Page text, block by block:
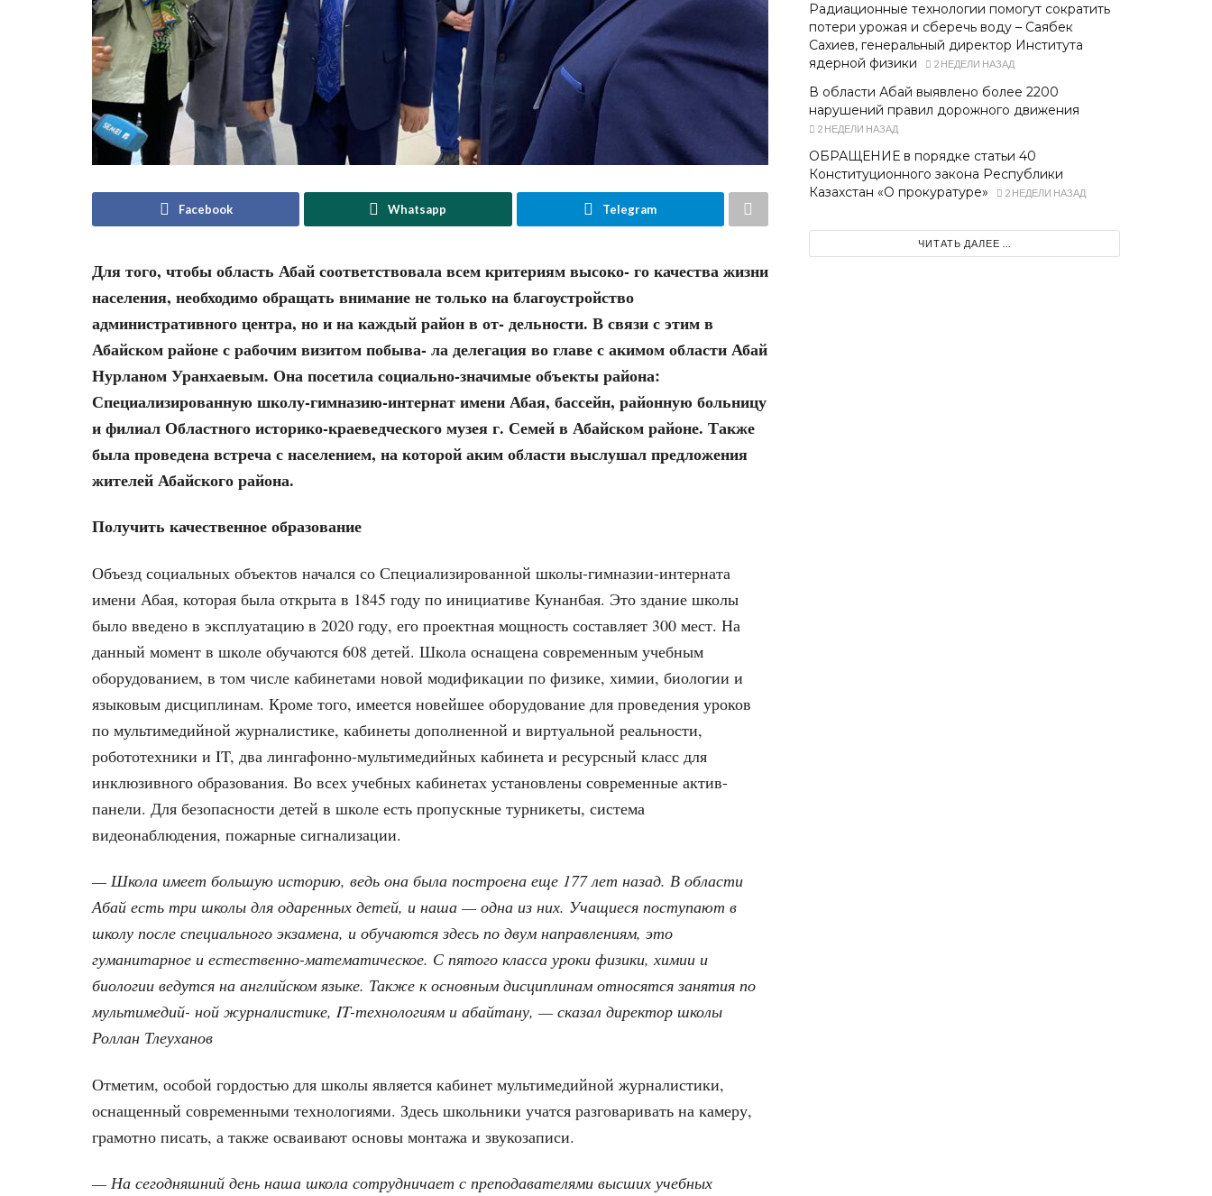
Facebook Whatsapp Telegram
Для того, чтобы область Абай соответствовала всем критериям высоко- го качества жизни
населения, необходимо обращать внимание не только на благоустройство
административного центра, но и на каждый район в от- дельности. В связи с этим в
Абайском районе с рабочим визитом побыва- ла делегация во главе с акимом области Абай
Нурланом Уранхаевым. Она посетила социально-значимые объекты района:
Специализированную школу-гимназию-интернат имени Абая, бассейн, районную больницу
и филиал Областного историко-краеведческого музея г. Семей в Абайском районе. Также
была проведена встреча с населением, на которой аким области выслушал предложения
жителей Абайского района.
Получить качественное образование
Объезд социальных объектов начался со Специализированной школы-гимназии-интерната
имени Абая, которая была открыта в 1845 году по инициативе Кунанбая. Это здание школы
было введено в эксплуатацию в 2020 году, его проектная мощность составляет 300 мест. На
данный момент в школе обучаются 608 детей. Школа оснащена современным учебным
оборудованием, в том числе кабинетами новой модификации по физике, химии, биологии и
языковым дисциплинам. Кроме того, имеется новейшее оборудование для проведения уроков
по мультимедийной журналистике, кабинеты дополненной и виртуальной реальности,
робототехники и IT, два лингафонно-мультимедийных кабинета и ресурсный класс для
инклюзивного образования. Во всех учебных кабинетах установлены современные актив-
панели. Для безопасности детей в школе есть пропускные турникеты, система
видеонаблюдения, пожарные сигнализации.
— Школа имеет большую историю, ведь она была построена еще 177 лет назад. В области
Абай есть три школы для одаренных детей, и наша — одна из них. Учащиеся поступают в
школу после специального экзамена, и обучаются здесь по двум направлениям, это
гуманитарное и естественно-математическое. С пятого класса уроки физики, химии и
биологии ведутся на английском языке. Также к основным дисциплинам относятся занятия по
мультимедий- ной журналистике, IT-технологиям и абайтану, — сказал директор школы
Роллан Тлеуханов
Отметим, особой гордостью для школы является кабинет мультимедийной журналистики,
оснащенный современными технологиями. Здесь школьники учатся разговаривать на камеру,
грамотно писать, а также осваивают основы монтажа и звукозаписи.
— На сегодняшний день наша школа сотрудничает с преподавателями высших учебных
Радиационные технологии помогут сократить
потери урожая и сберечь воду – Саябек
Сахиев, генеральный директор Института
ядерной физики
2 НЕДЕЛИ НАЗАД
В области Абай выявлено более 2200
нарушений правил дорожного движения
2 НЕДЕЛИ НАЗАД
ОБРАЩЕНИЕ в порядке статьи 40
Конституционного закона Республики
Казахстан «О прокуратуре»
2 НЕДЕЛИ НАЗАД
ЧИТАТЬ ДАЛЕЕ ...